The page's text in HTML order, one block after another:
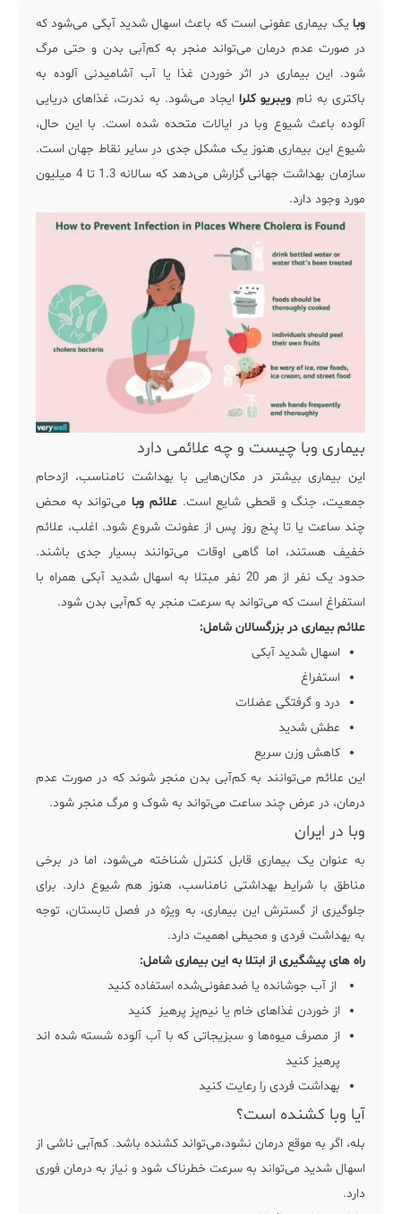
وبا یک بیماری عفونی است که باعث اسهال شدید آبکی می‌شود که
در صورت عدم درمان می‌تواند منجر به کم‌آبی بدن و حتی مرگ
شود. این بیماری در اثر خوردن غذا یا آب آشامیدنی آلوده به
باکتری به نام ویبریو کلراایجاد می‌شود. به ندرت، غذاهای دریایی
آلوده باعثشیوع وبا در ایالات متحده شده است. با این حال،
شیوع این بیماری هنوز یک مشکل جدی در سایر نقاط جهان است.
سازمان بهداشت جهانی گزارش می‌دهد که سالانه 1.3 تا 4 میلیون
مورد وجود دارد.
بیماری وبا چیست و چه علائمی دارد
این بیماری بیشتر در مکان‌هایی با بهداشت نامناسب، ازدحام
جمعیت، جنگ و قحطی شایع است.علائم وبا می‌تواند به محض
چند ساعت یا تا پنج روز پس از عفونت شروع شود. اغلب، علائم
خفیف هستند، اما گاهی اوقات می‌توانند بسیار جدی باشند.
حدود یک نفر از هر 20 نفر مبتلا به اسهال شدید آبکی همراه با
استفراغ است که می‌تواند به سرعت منجر به کم‌آبی بدن شود.
علائم بیماری در بزرگسالان شامل:
اسهال شدید آبکی
استفراغ
درد و گرفتگی عضلات
عطش شدید
کاهش وزن سریع
این علائم می‌توانند به کم‌آبی بدن منجر شوند که در صورت عدم
درمان، در عرض چند ساعت می‌تواند به شوک و مرگ منجر شود.
وبا در ایران
به عنوان یک بیماری قابل کنترل شناخته می‌شود، اما در برخی
مناطق با شرایط بهداشتی نامناسب، هنوز هم شیوع دارد. برای
جلوگیری از گسترش این بیماری، به ویژه در فصل تابستان، توجه
به بهداشت فردی و محیطی اهمیت دارد.
راه های پیشگیری از ابتلا به این بیماری شامل:
از آب جوشانده یا ضدعفونی‌شده استفاده کنید
از خوردن غذاهای خام یا نیم‌پز پرهیز کنید
از مصرف میوه‌ها و سبزیجاتی که با آب آلوده شسته شده اند
پرهیز کنید
بهداشت فردی را رعایت کنید
آیا وبا کشنده است؟
بله، اگر به موقع درمان نشود،می‌تواند کشنده باشد. کم‌آبی ناشی از
اسهال شدید می‌تواند به سرعت خطرناک شود و نیاز به درمان فوری
دارد.